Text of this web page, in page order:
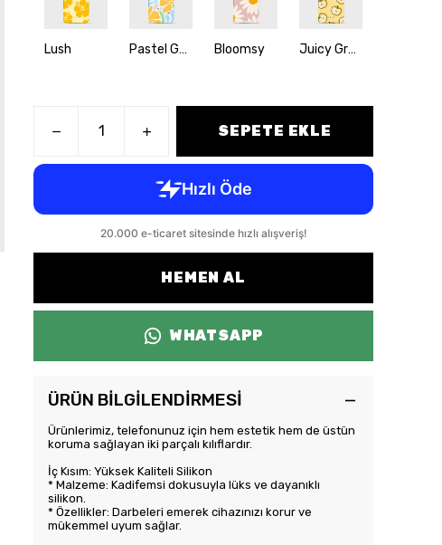
Lush Pastel Garden Bloomsy Juicy Green
SEPETE EKLE
HEMEN AL
WHATSAPP
ÜRÜN BİLGİLENDİRMESİ
Ürünlerimiz, telefonunuz için hem estetik hem de üstün
koruma sağlayan iki parçalı kılıflardır.
İç Kısım: Yüksek Kaliteli Silikon
* Malzeme: Kadifemsi dokusuyla lüks ve dayanıklı
silikon.
* Özellikler: Darbeleri emerek cihazınızı korur ve
mükemmel uyum sağlar.